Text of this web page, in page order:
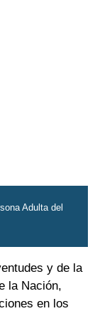
Adulta del
y de la
la Nación,
en los